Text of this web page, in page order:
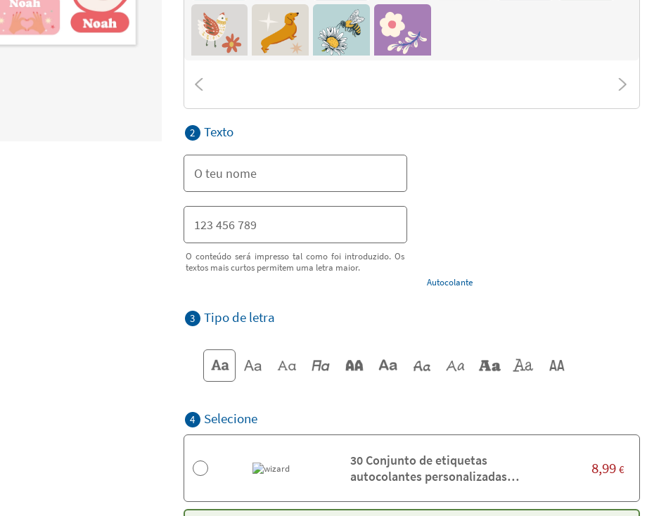
2 Texto
O conteúdo será impresso tal como foi introduzido. Os
textos mais curtos permitem uma letra maior.
Autocolante
3 Tipo de letra
4 Selecione
30 Conjunto de etiquetas
autocolantes personalizadas
8,99 €